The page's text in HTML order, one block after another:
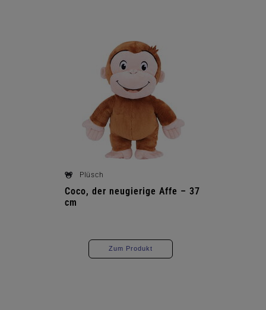
Plüsch
Coco, der neugierige Affe – 37
cm
Zum Produkt